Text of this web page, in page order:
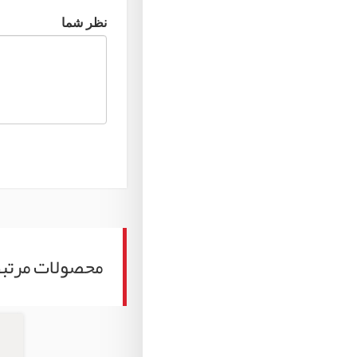
نظر شما
محصولات